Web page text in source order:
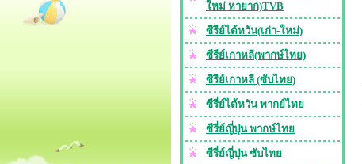
ใหม่ หายาก)TVB
ซีรีย์ไต้หวัน(เก่า-ใหม่)
ซีรีย์เกาหลี(พากษ์ไทย)
ซีรีย์เกาหลี (ซับไทย)
ซีรี่ย์ไต้หวัน พากย์ไทย
ซีรี่ย์ญี่ปุ่น พากษ์ไทย
ซีรี่ย์ญี่ปุ่น ซับไทย